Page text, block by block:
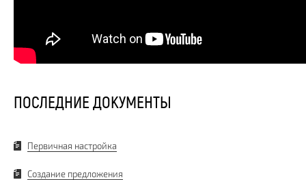
ПОСЛЕДНИЕ ДОКУМЕНТЫ
Первичная настройка
Создание предложения